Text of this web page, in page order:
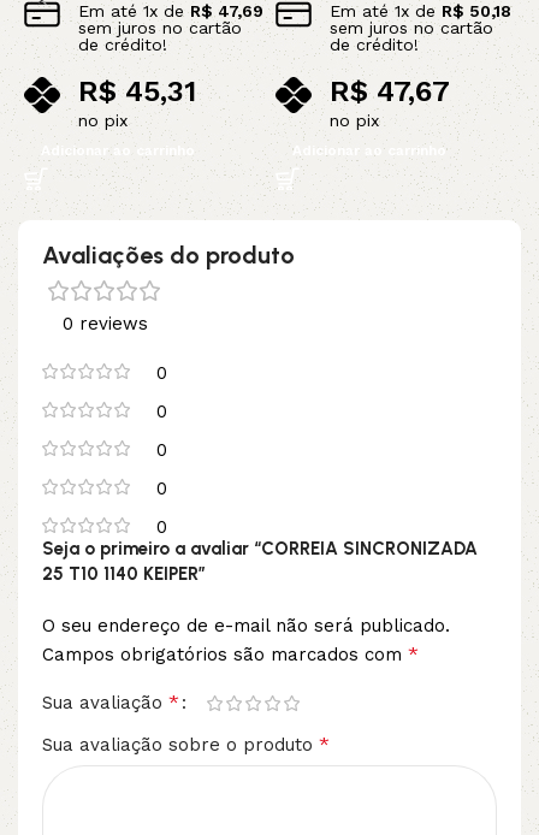
Em até 1x deR$ 47,69
sem juros no cartão
de crédito!
R$45,31
no pix
Adicionar ao carrinho
Em até1x de R$ 50,18
sem juros no cartão
de crédito!
R$47,67
no pix
Adicionar ao carrinho
Avaliações do produto
0 reviews
0
0
0
0
0
Seja o primeiro a avaliar “CORREIA SINCRONIZADA
25 T10 1140 KEIPER”
O seu endereço de e-mail não será publicado.
Campos obrigatórios são marcados com *
Sua avaliação *
Sua avaliação sobre o produto *